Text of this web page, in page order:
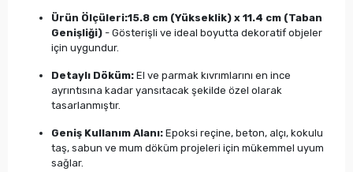
Ürün Ölçüleri:15.8 cm (Yükseklik) x 11.4 cm (Taban
Genişliği) - Gösterişli ve ideal boyutta dekoratif objeler
için uygundur.
Detaylı Döküm: El ve parmak kıvrımlarını en ince
ayrıntısına kadar yansıtacak şekilde özel olarak
tasarlanmıştır.
Geniş Kullanım Alanı: Epoksi reçine, beton, alçı, kokulu
taş, sabun ve mum döküm projeleri için mükemmel uyum
sağlar.